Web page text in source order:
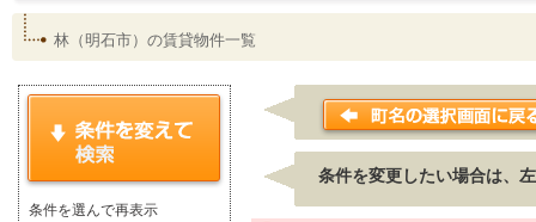
林（明石市）の賃貸物件一覧
条件を選んで再表示
条件を変更したい場合は、